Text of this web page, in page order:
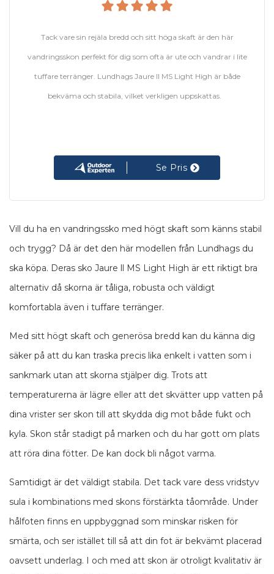
Vill du ha en vandringssko med högt skaft som känns stabil
och trygg? Då är det den här modellen från Lundhags du
ska köpa. Deras sko Jaure ll MS Light High är ett riktigt bra
alternativ då skorna är tåliga, robusta och väldigt
komfortabla även i tuffare terränger.
Med sitt högt skaft och generösa bredd kan du känna dig
säker på att du kan traska precis lika enkelt i vatten som i
sankmark utan att skorna stjälper dig. Trots att
temperaturerna är lägre eller att det skvätter upp vatten på
dina vrister ser skon till att skydda dig mot både fukt och
kyla. Skon står stadigt på marken och du har gott om plats
att röra dina fötter. De kan dock bli något varma.
Samtidigt är det väldigt stabila. Det tack vare dess vridstyv
sula i kombinations med skons förstärkta tåområde. Under
hålfoten finns en uppbyggnad som minskar risken för
smärta, och ser istället till så att din fot är bekvämt placerad
oavsett underlag. I och med att skon är otroligt kvalitativ är
Tack vare sin rejäla bredd och sitt höga skaft är den här
vandringsskon perfekt för dig som ofta är ute och vandrar i lite
tuffare terränger. Lundhags Jaure ll MS Light High är både
bekväma och stabila, vilket verkligen uppskattas.
Se Pris